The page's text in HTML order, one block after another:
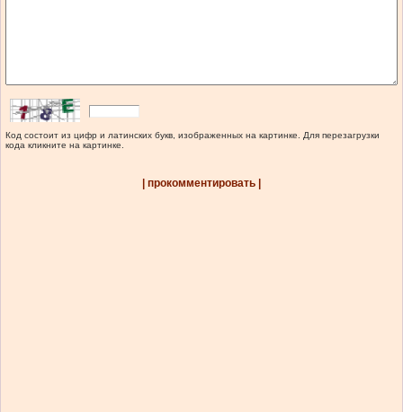
Код состоит из цифр и латинских букв, изображенных на картинке. Для перезагрузки
кода кликните на картинке.
| прокомментировать |